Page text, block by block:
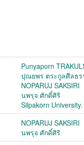
Punyaporn
ปุณยพร ตระกูลศีลธร
NOPARUJ SAKSIRI
นพรุจ ศักดิ์ศิริ
Silpakorn
NOPARUJ SAKSIRI
นพรุจ ศักดิ์ศิริ